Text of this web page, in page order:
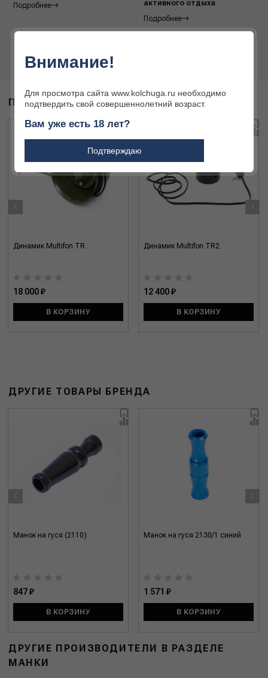
Подробнее
активного отдыха
Подробнее
ПОХОЖИЕ ТОВАРЫ
Динамик Multifon TR
18 000 ₽
В КОРЗИНУ
Динамик Multifon TR2
12 400 ₽
В КОРЗИНУ
‹ ›
ДРУГИЕ ТОВАРЫ БРЕНДА
Манок на гуся (2110)
847 ₽
В КОРЗИНУ
Манок на гуся 2130/1 синий
1 571 ₽
В КОРЗИНУ
‹ ›
ДРУГИЕ ПРОИЗВОДИТЕЛИ В РАЗДЕЛЕ
МАНКИ
Внимание!
Для просмотра сайта www.kolchuga.ru необходимо
подтвердить свой совершеннолетний возраст.
Вам уже есть 18 лет?
Подтверждаю